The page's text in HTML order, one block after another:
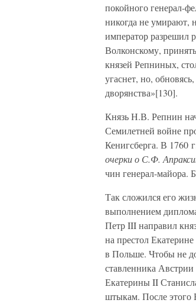
покойного генерал-
никогда не умирают,
император разрешил
Волконскому,
князей Репниных,
угаснет, но,
дворянства»[130].
Князь Н.В. Репнин
Семилетней войне
Кенигсберга. В 1760
очерки о С.Ф.
чин генерал-майора.
Так сложился его
выполнением
Петр III направил
на престол
в Польше. Чтобы не
ставленника
Екатерины II
штыкам. После этого